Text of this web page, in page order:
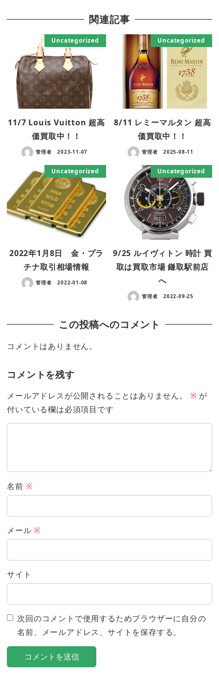
関連記事
Uncategorized
11/7 Louis Vuitton 超高
価買取中！！
管理者 2023-11-07
Uncategorized
8/11 レミーマルタン 超高
価買取中！！
管理者 2025-08-11
Uncategorized
2022年1月8日 金・プラ
チナ取引相場情報
管理者 2022-01-08
Uncategorized
9/25 ルイヴィトン 時計 買
取は買取市場 鎌取駅前店
へ
管理者 2022-09-25
この投稿へのコメント
コメントはありません。
コメントを残す
メールアドレスが公開されることはありません。 ※ が
付いている欄は必須項目です
名前 ※
メール ※
サイト
次回のコメントで使用するためブラウザーに自分の
名前、メールアドレス、サイトを保存する。